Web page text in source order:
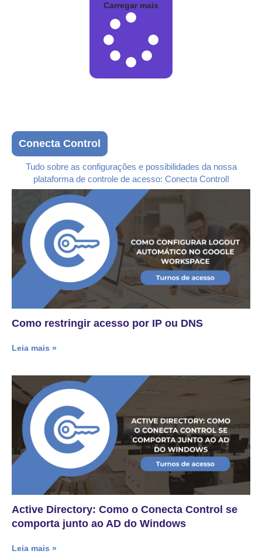
Carregar mais
Conecta Control
Tudo sobre as configurações e possibilidades da nossa
plataforma de controle de acesso: Conecta Control!
Como restringir acesso por IP ou DNS
Leia mais »
Active Directory: Como o Conecta Control se
comporta junto ao AD do Windows
Leia mais »